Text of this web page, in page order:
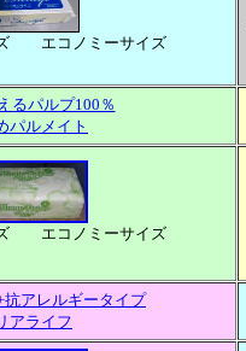
ズ エコノミーサイズ
パルプ100％
パルメイト
ズ エコノミーサイズ
レルギータイプ
アライフ